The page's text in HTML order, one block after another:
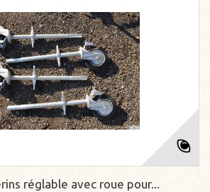
réglable avec roue pour...